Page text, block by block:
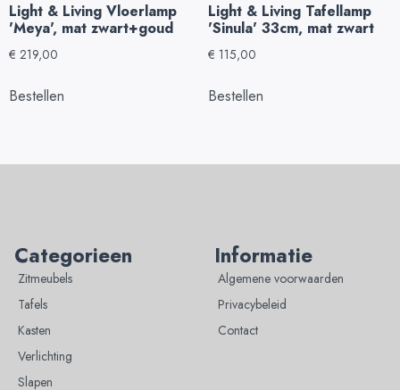
Light & Living Vloerlamp
'Meya', mat zwart+goud
€ 219,00
Bestellen
Light & Living Tafellamp
'Sinula' 33cm, mat zwart
€ 115,00
Bestellen
Categorieen
Zitmeubels
Tafels
Kasten
Verlichting
Slapen
Informatie
Algemene voorwaarden
Privacybeleid
Contact